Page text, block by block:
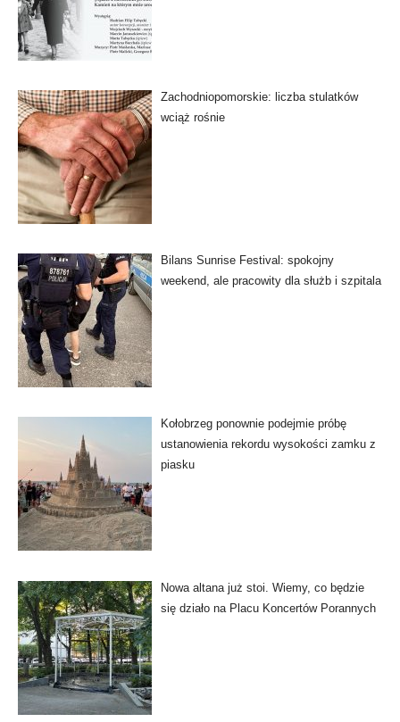
Zachodniopomorskie: liczba stulatków
wciąż rośnie
Bilans Sunrise Festival: spokojny
weekend, ale pracowity dla służb i szpitala
Kołobrzeg ponownie podejmie próbę
ustanowienia rekordu wysokości zamku z
piasku
Nowa altana już stoi. Wiemy, co będzie
się działo na Placu Koncertów Porannych